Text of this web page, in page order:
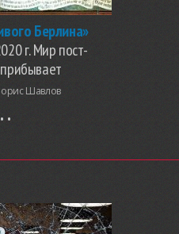
Берлина»
г. Мир пост-
Шавлов